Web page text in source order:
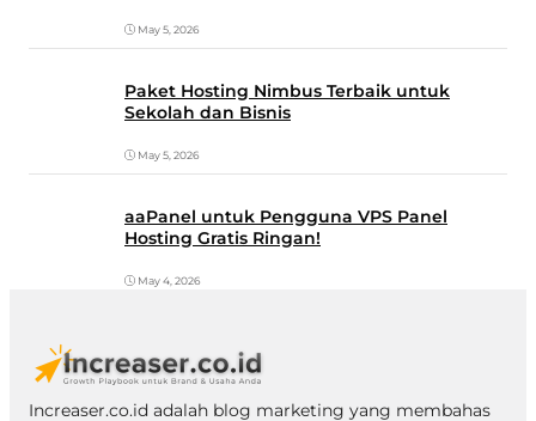
May 5, 2026
Paket Hosting Nimbus Terbaik untuk
Sekolah dan Bisnis
May 5, 2026
aaPanel untuk Pengguna VPS Panel
Hosting Gratis Ringan!
May 4, 2026
Increaser.co.id adalah blog marketing yang membahas